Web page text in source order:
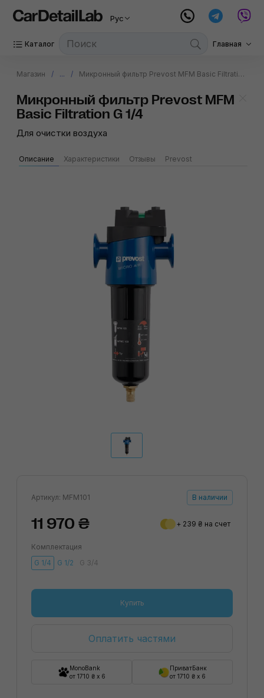
Рус
Каталог Главная
Магазин ... Микронный фильтр Prevost MFM Basic Filtration G 1/4
Микронный фильтр Prevost MFM
Basic Filtration G 1/4
Для очистки воздуха
Описание Характеристики Отзывы Prevost
Артикул: MFM101 В наличии
11 970 ₴ + 239 ₴ на счет
Комплектация
G 1/4
G 1/2 G 3/4
Купить
Оплатить частями
MonoBank
от 1710 ₴ x 6
ПриватБанк
от 1710 ₴ x 6